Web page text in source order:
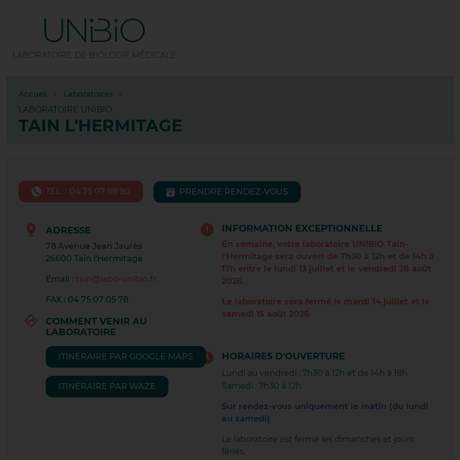
LABORATOIRE DE BIOLOGIE MÉDICALE
BOURG LES VALENCE
BOURG-DE-PÉAGE
CHABEUIL
CHAPONOST
CHASSE-SUR-RHÔNE
CRAPONNE CENTRE
CRAPONNE TOURETTE
CREST
Accueil
Laboratoires
LABORATOIRE UNIBIO
TAIN L'HERMITAGE
TÉL. : 04 75 07 89 90 PRENDRE RENDEZ-VOUS
ADRESSE
78 Avenue Jean Jaurès
26600 Tain l'Hermitage
Email : tain@labo-unibio.fr
FAX : 04 75 07 05 78
COMMENT VENIR AU
LABORATOIRE
ITINÉRAIRE PAR GOOGLE MAPS
ITINÉRAIRE PAR WAZE
INFORMATION EXCEPTIONNELLE
En semaine, votre laboratoire UNIBIO Tain-
l'Hermitage sera ouvert de 7h30 à 12h et de 14h à
17h entre le lundi 13 juillet et le vendredi 28 août
2026.
Le laboratoire sera fermé le mardi 14 juillet et le
samedi 15 août 2026.
HORAIRES D'OUVERTURE
Lundi au vendredi : 7h30 à 12h et de 14h à 18h
Samedi : 7h30 à 12h
Sur rendez-vous uniquement le matin (du lundi
au samedi)
Le laboratoire est fermé les dimanches et jours
fériés.